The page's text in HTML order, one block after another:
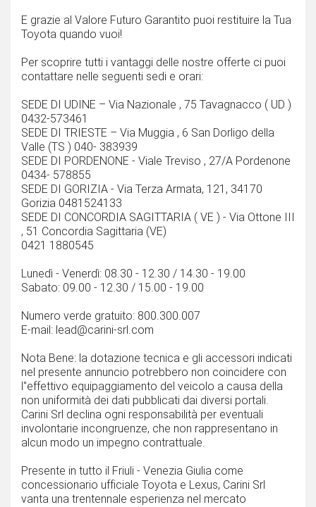
E grazie al Valore Futuro Garantito puoi restituire la Tua
Toyota quando vuoi!
Per scoprire tutti i vantaggi delle nostre offerte ci puoi
contattare nelle seguenti sedi e orari:
SEDE DI UDINE – Via Nazionale , 75 Tavagnacco ( UD )
0432-573461
SEDE DI TRIESTE – Via Muggia , 6 San Dorligo della
Valle (TS ) 040- 383939
SEDE DI PORDENONE - Viale Treviso , 27/A Pordenone
0434- 578855
SEDE DI GORIZIA - Via Terza Armata, 121, 34170
Gorizia 0481524133
SEDE DI CONCORDIA SAGITTARIA ( VE ) - Via Ottone III
, 51 Concordia Sagittaria (VE)
0421 1880545
Lunedì - Venerdì: 08.30 - 12.30 / 14.30 - 19.00
Sabato: 09.00 - 12.30 / 15.00 - 19.00
Numero verde gratuito: 800.300.007
E-mail: lead@carini-srl.com
Nota Bene: la dotazione tecnica e gli accessori indicati
nel presente annuncio potrebbero non coincidere con
l''effettivo equipaggiamento del veicolo a causa della
non uniformità dei dati pubblicati dai diversi portali.
Carini Srl declina ogni responsabilità per eventuali
involontarie incongruenze, che non rappresentano in
alcun modo un impegno contrattuale.
Presente in tutto il Friuli - Venezia Giulia come
concessionario ufficiale Toyota e Lexus, Carini Srl
vanta una trentennale esperienza nel mercato